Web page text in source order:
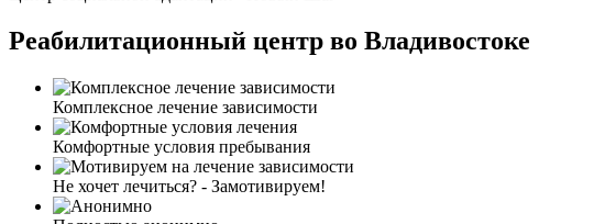
Реабилитационный центр во Владивостоке
Комплексное лечение зависимости
Комфортные условия пребывания
Не хочет лечиться? - Замотивируем!